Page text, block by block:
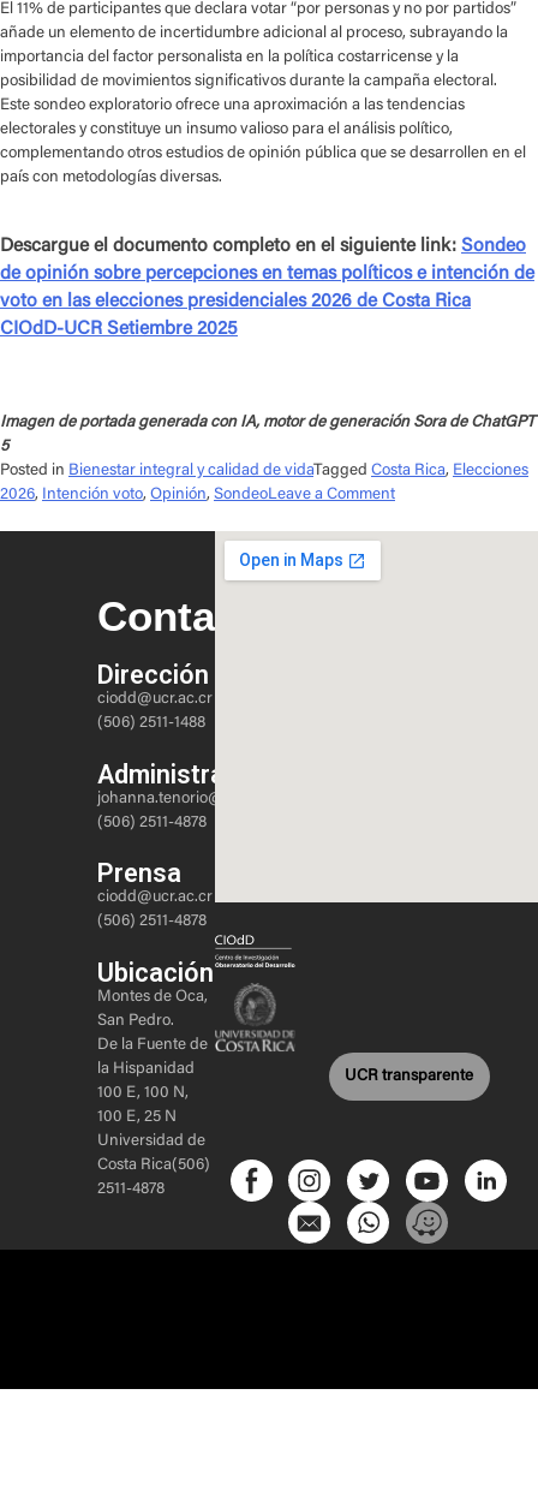
El 11% de participantes que declara votar “por personas y no por partidos”
añade un elemento de incertidumbre adicional al proceso, subrayando la
importancia del factor personalista en la política costarricense y la
posibilidad de movimientos significativos durante la campaña electoral.
Este sondeo exploratorio ofrece una aproximación a las tendencias
electorales y constituye un insumo valioso para el análisis político,
complementando otros estudios de opinión pública que se desarrollen en el
país con metodologías diversas.
Descargue el documento completo en el siguiente link: Sondeo
de opinión sobre percepciones en temas políticos e intención de
voto en las elecciones presidenciales 2026 de Costa Rica
CIOdD-UCR Setiembre 2025
Imagen de portada generada con IA, motor de generación Sora de ChatGPT
5
Posted in Bienestar integral y calidad de vidaTagged Costa Rica, Elecciones
2026, Intención voto, Opinión, SondeoLeave a Comment
Contacto
Dirección
ciodd@ucr.ac.cr
(506) 2511-1488
Administración
johanna.tenorio@ucr.ac.cr
(506) 2511-4878
Prensa
ciodd@ucr.ac.cr
(506) 2511-4878
Ubicación
Montes de Oca,
San Pedro.
De la Fuente de
la Hispanidad
100 E, 100 N,
100 E, 25 N
Universidad de
Costa Rica(506)
2511-4878
UCR transparente